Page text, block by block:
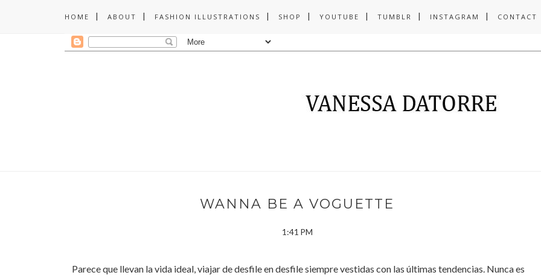
HOME ABOUT FASHION ILLUSTRATIONS SHOP YOUTUBE TUMBLR INSTAGRAM CONTACT
WANNA BE A VOGUETTE
1:41 PM
Parece que llevan la vida ideal, viajar de desfile en desfile siempre vestidas con las últimas tendencias. Nunca es